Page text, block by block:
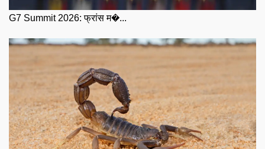
G7 Summit 2026: फ्रांस म�...